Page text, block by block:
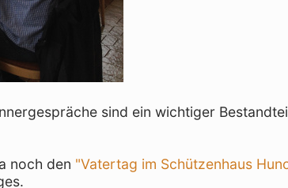
sind ein wichtiger
noch den "Vatertag im Schützenhaus